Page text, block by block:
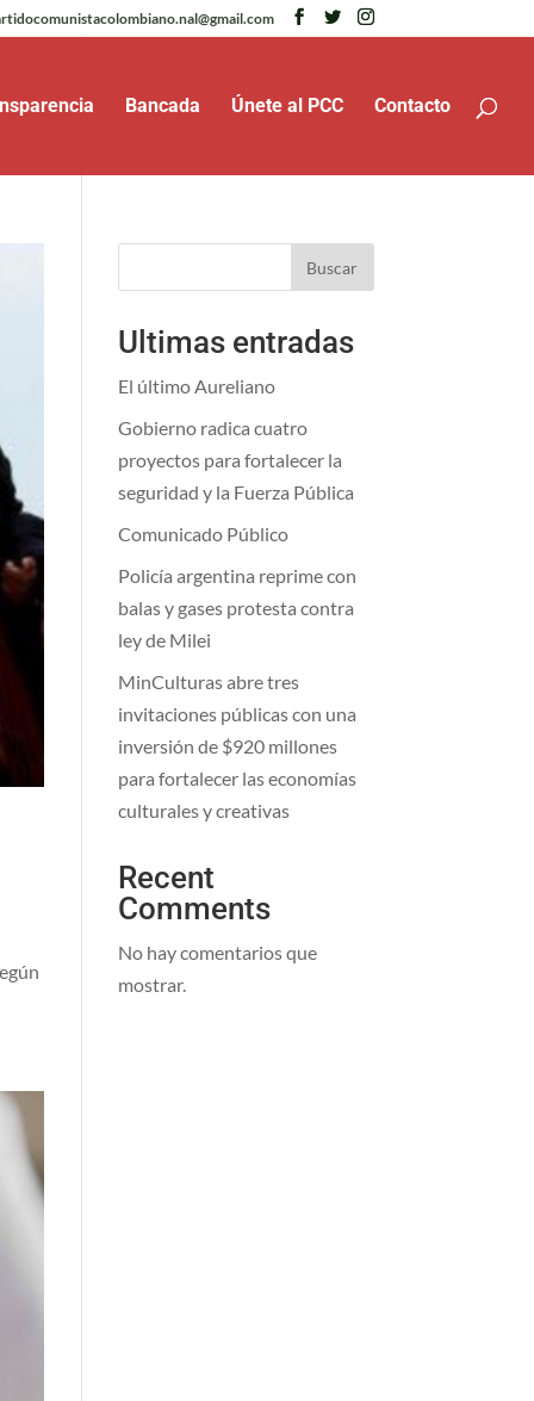
Bancada Únete al PCC Contacto
Buscar
Ultimas entradas
El último Aureliano
Gobierno radica cuatro
proyectos para fortalecer la
seguridad y la Fuerza Pública
Comunicado Público
Policía argentina reprime con
balas y gases protesta contra
ley de Milei
MinCulturas abre tres
invitaciones públicas con una
inversión de $920 millones
para fortalecer las economías
culturales y creativas
Recent
Comments
No hay comentarios que
mostrar.